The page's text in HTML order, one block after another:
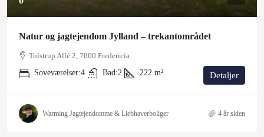
Natur og jagtejendom Jylland – trekantområdet
Tolstrup Allé 2, 7000 Fredericia
Soveværelser:4 Bad:2 222 m² Detaljer
Warming Jagtejendomme & Liebhaverboliger 4 år siden